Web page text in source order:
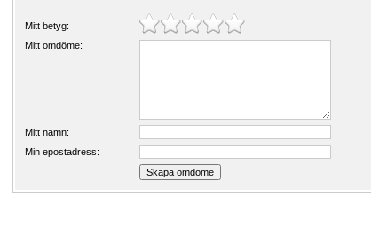
Mitt betyg:
Mitt omdöme:
Mitt namn:
Min epostadress: